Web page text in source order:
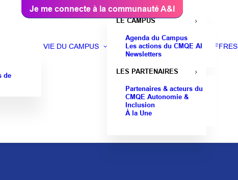
Je me connecte à la communauté A&I
de
VIE DU CAMPUS
LE CAMPUS
Agenda du Campus
Les actions du CMQE AI
Newsletters
LES PARTENAIRES
Partenaires & acteurs du
CMQE Autonomie &
Inclusion
À la Une